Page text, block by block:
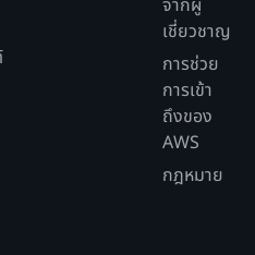
จากผู้
เชี่ยวชาญ
การช่วย
การเข้า
ถึงของ
AWS
กฎหมาย